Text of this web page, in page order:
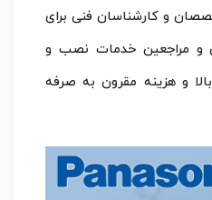
و کارشناسان فنی برای
و مراجعین خدمات نصب و
و هزینه مقرون به صرفه